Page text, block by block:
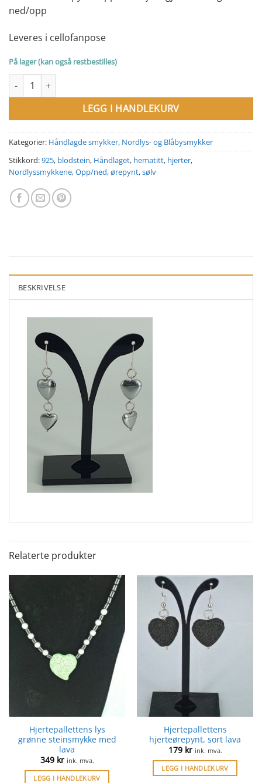
ned/opp
Leveres i cellofanpose
På lager (kan også restbestilles)
Nordlyssmykkene. Ørepynt. Opp/ned. Sølvfarget Hematitt og
LEGG I HANDLEKURV
Kategorier: Håndlagde smykker, Nordlys- og Blåbysmykker
Stikkord:925, blodstein, Håndlaget, hematitt, hjerter,
Nordlyssmykkene,Opp/ned,ørepynt,sølv
BESKRIVELSE
Relaterte produkter
Hjertepallettens lys
grønne steinsmykke med
lava
349 kr ink. mva.
LEGG I HANDLEKURV
Hjertepallettens
hjerteørepynt, sort lava
179 kr ink. mva.
LEGG I HANDLEKURV